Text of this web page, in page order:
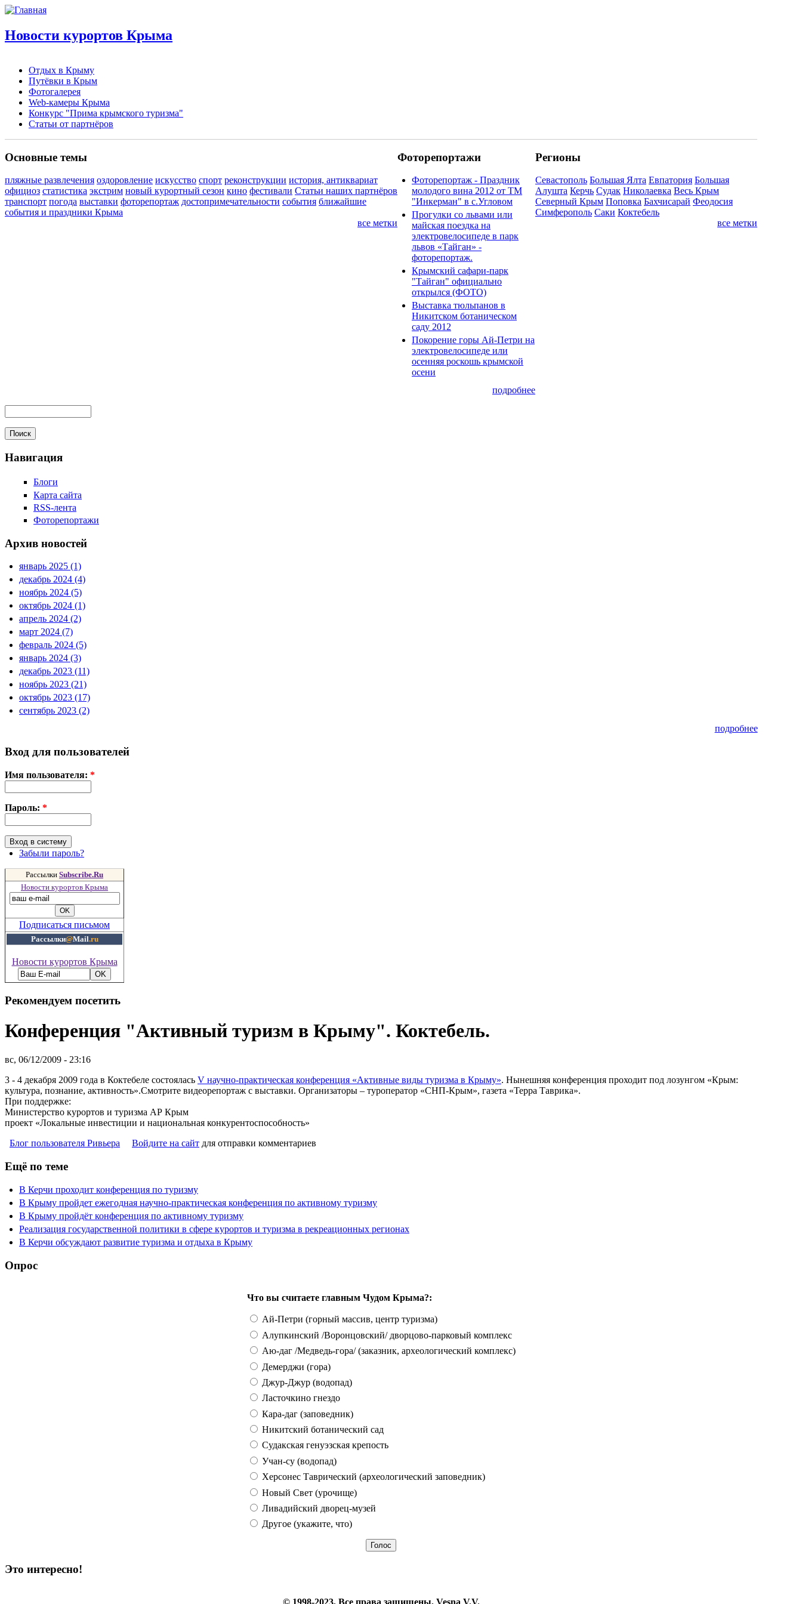
Новости курортов Крыма
Отдых в Крыму
Путёвки в Крым
Фотогалерея
Web-камеры Крыма
Конкурс "Прима крымского туризма"
Статьи от партнёров
Основные темы
пляжные развлечения оздоровление искусство спорт реконструкции история, антиквариат
официоз статистика экстрим новый курортный сезон кино фестивали Статьи наших партнёров
транспорт погода выставки фоторепортаж достопримечательности события ближайшие
события и праздники Крыма
все метки
Фоторепортажи
Фоторепортаж - Праздник
молодого вина 2012 от ТМ
"Инкерман" в с.Угловом
Прогулки cо львами или
майская поездка на
электровелосипеде в парк
львов «Тайган» -
фоторепортаж.
Крымский сафари-парк
"Тайган" официально
открылся (ФОТО)
Выставка тюльпанов в
Никитском ботаническом
саду 2012
Покорение горы Ай-Петри на
электровелосипеде или
осенняя роскошь крымской
осени
подробнее
Регионы
Севастополь Большая Ялта Евпатория Большая
Алушта Керчь Судак Николаевка Весь Крым
Северный Крым Поповка Бахчисарай Феодосия
Симферополь Саки Коктебель
все метки
Навигация
Блоги
Карта сайта
RSS-лента
Фоторепортажи
Архив новостей
январь 2025 (1)
декабрь 2024 (4)
ноябрь 2024 (5)
октябрь 2024 (1)
апрель 2024 (2)
март 2024 (7)
февраль 2024 (5)
январь 2024 (3)
декабрь 2023 (11)
ноябрь 2023 (21)
октябрь 2023 (17)
сентябрь 2023 (2)
подробнее
Вход для пользователей
Имя пользователя: *
Пароль: *
Забыли пароль?
Рассылки Subscribe.Ru
Новости курортов Крыма
Подписаться письмом
Рассылки@Mail.ru
Новости курортов Крыма
Рекомендуем посетить
Конференция "Активный туризм в Крыму". Коктебель.
вс, 06/12/2009 - 23:16
3 - 4 декабря 2009 года в Коктебеле состоялась V научно-практическая конференция «Активные виды туризма в Крыму». Нынешняя конференция проходит под лозунгом «Крым:
культура, познание, активность».Смотрите видеорепортаж с выставки. Организаторы – туроператор «СНП-Крым», газета «Терра Таврика».
При поддержке:
Министерство курортов и туризма АР Крым
проект «Локальные инвестиции и национальная конкурентоспособность»
Блог пользователя Ривьера
Войдите на сайт для отправки комментариев
Ещё по теме
В Керчи проходит конференция по туризму
В Крыму пройдет ежегодная научно-практическая конференция по активному туризму
В Крыму пройдёт конференция по активному туризму
Реализация государственной политики в сфере курортов и туризма в рекреационных регионах
В Керчи обсуждают развитие туризма и отдыха в Крыму
Опрос
Что вы считаете главным Чудом Крыма?:
Ай-Петри (горный массив, центр туризма)
Алупкинский /Воронцовский/ дворцово-парковый комплекс
Аю-даг /Медведь-гора/ (заказник, археологический комплекс)
Демерджи (гора)
Джур-Джур (водопад)
Ласточкино гнездо
Кара-даг (заповедник)
Никитский ботанический сад
Судакская генуэзская крепость
Учан-су (водопад)
Херсонес Таврический (археологический заповедник)
Новый Свет (урочище)
Ливадийский дворец-музей
Другое (укажите, что)
Это интересно!
© 1998-2023, Все права защищены, Vesna V.V.